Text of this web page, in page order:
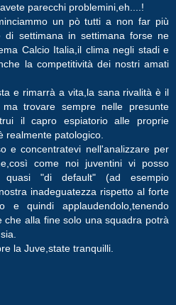
parecchi problemini,eh....!
un pò tutti a non far più
di settimana in settimana forse ne
Calcio Italia,il clima negli stadi e
la competitività dei nostri amati
e rimarrà a vita,la sana rivalità è il
trovare sempre nelle presunte
il capro espiatorio alle proprie
realmente patologico.
e concentratevi nell'analizzare per
come noi juventini vi posso
quasi "di default" (ad esempio
inadeguatezza rispetto al forte
e quindi applaudendolo,tenendo
che alla fine solo una squadra potrà
la Juve,state tranquilli.